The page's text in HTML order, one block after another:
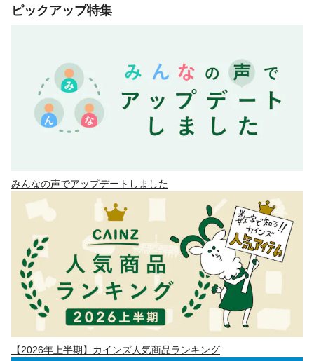
ピックアップ特集
みんなの声でアップデートしました
【2026年上半期】カインズ人気商品ランキング